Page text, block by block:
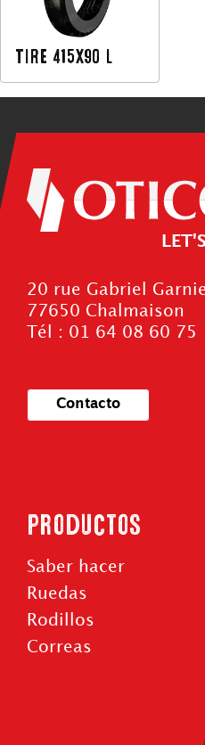
TIRE 415X90 L
20 rue Gabriel
77650 Chalmaison
Tél : 01 64 08 60 75
Contacto
Productos
Saber hacer
Ruedas
Rodillos
Correas